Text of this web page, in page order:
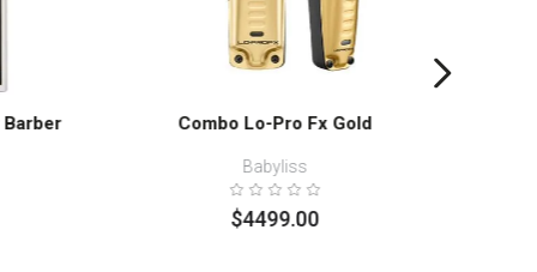
Barber Combo Lo-Pro Fx Gold
Babyliss
$4499.00